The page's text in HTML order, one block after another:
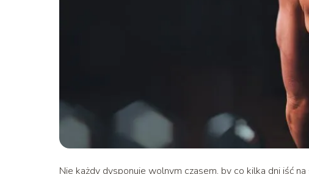
Nie każdy dysponuje wolnym czasem, by co kilka dni iść